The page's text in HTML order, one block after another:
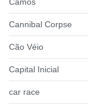
Camos
Cannibal Corpse
Cão Véio
Capital Inicial
car race